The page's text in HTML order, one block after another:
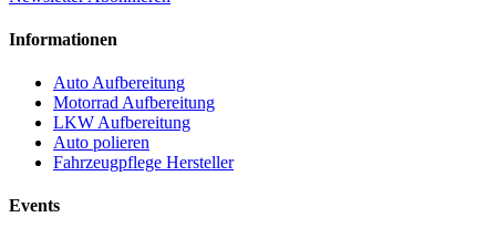
Informationen
Auto Aufbereitung
Motorrad Aufbereitung
LKW Aufbereitung
Auto polieren
Fahrzeugpflege Hersteller
Events